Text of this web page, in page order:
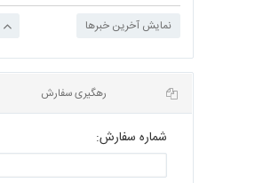
مشخصات فنی برلیانس H230نمایش آخرین خبرها
شماره سفارش: